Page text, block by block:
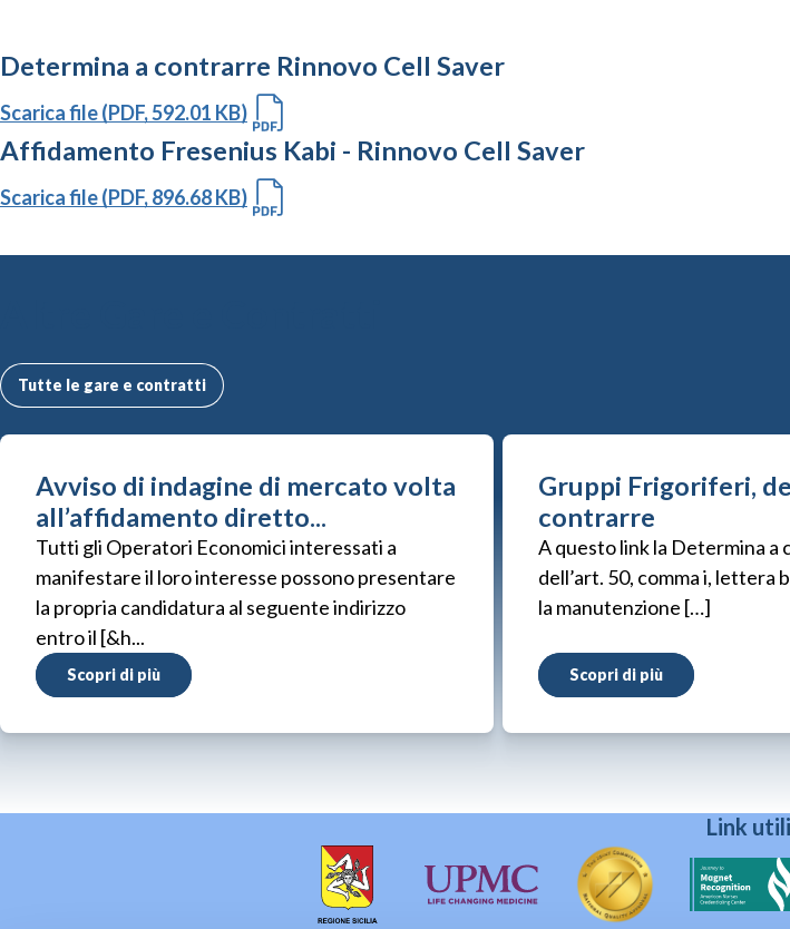
Determina a contrarre Rinnovo Cell Saver
Scarica file (PDF, 592.01 KB)
Affidamento Fresenius Kabi - Rinnovo Cell Saver
Scarica file (PDF, 896.68 KB)
Tutte le gare e contratti
Avviso di indagine di mercato volta
all’affidamento diretto...
Tutti gli Operatori Economici interessati a
manifestare il loro interesse possono presentare
la propria candidatura al seguente indirizzo
entro il [&h...
Scopri di più
Gruppi Frigoriferi,
contrarre
A questo link la Determina a
dell’art. 50, comma i, lettera
la manutenzione […]
Scopri di più
Link utili